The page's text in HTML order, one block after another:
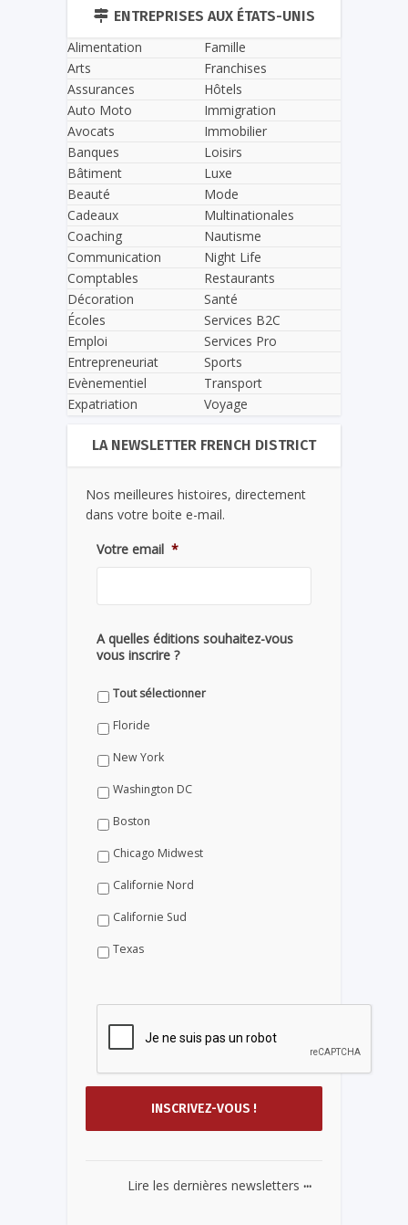
ENTREPRISES AUX ÉTATS-UNIS
Alimentation
Arts
Assurances
Auto Moto
Avocats
Banques
Bâtiment
Beauté
Cadeaux
Coaching
Communication
Comptables
Décoration
Écoles
Emploi
Entrepreneuriat
Evènementiel
Expatriation
Famille
Franchises
Hôtels
Immigration
Immobilier
Loisirs
Luxe
Mode
Multinationales
Nautisme
Night Life
Restaurants
Santé
Services B2C
Services Pro
Sports
Transport
Voyage
LA NEWSLETTER FRENCH DISTRICT
Nos meilleures histoires, directement
dans votre boite e-mail.
Votre email *
A quelles éditions souhaitez-vous
vous inscrire ?
Tout sélectionner
Floride
New York
Washington DC
Boston
Chicago Midwest
Californie Nord
Californie Sud
Texas
Lire les dernières newsletters ...